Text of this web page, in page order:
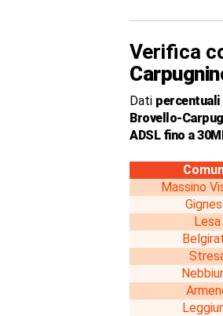
Verifica
Dati percentuali
Brovello-
ADSL fino a
Massino
Lesa